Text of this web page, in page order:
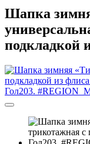
Шапка
подкладкой